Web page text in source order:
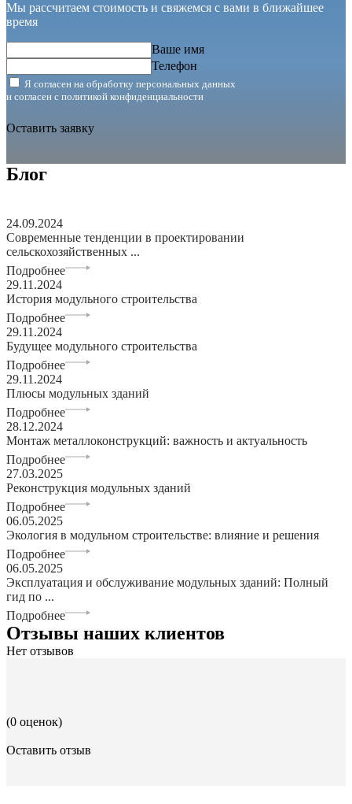
Мы рассчитаем стоимость и свяжемся с вами в ближайшее
время
Ваше имя
Телефон
Я согласен на обработку персональных данных
и согласен с политикой конфиденциальности
Оставить заявку
Блог
24.09.2024
Современные тенденции в проектировании
сельскохозяйственных ...
Подробнее
29.11.2024
История модульного строительства
Подробнее
29.11.2024
Будущее модульного строительства
Подробнее
29.11.2024
Плюсы модульных зданий
Подробнее
28.12.2024
Монтаж металлоконструкций: важность и актуальность
Подробнее
27.03.2025
Реконструкция модульных зданий
Подробнее
06.05.2025
Экология в модульном строительстве: влияние и решения
Подробнее
06.05.2025
Эксплуатация и обслуживание модульных зданий: Полный
гид по ...
Подробнее
Отзывы наших клиентов
Нет отзывов
(0 оценок)
Оставить отзыв